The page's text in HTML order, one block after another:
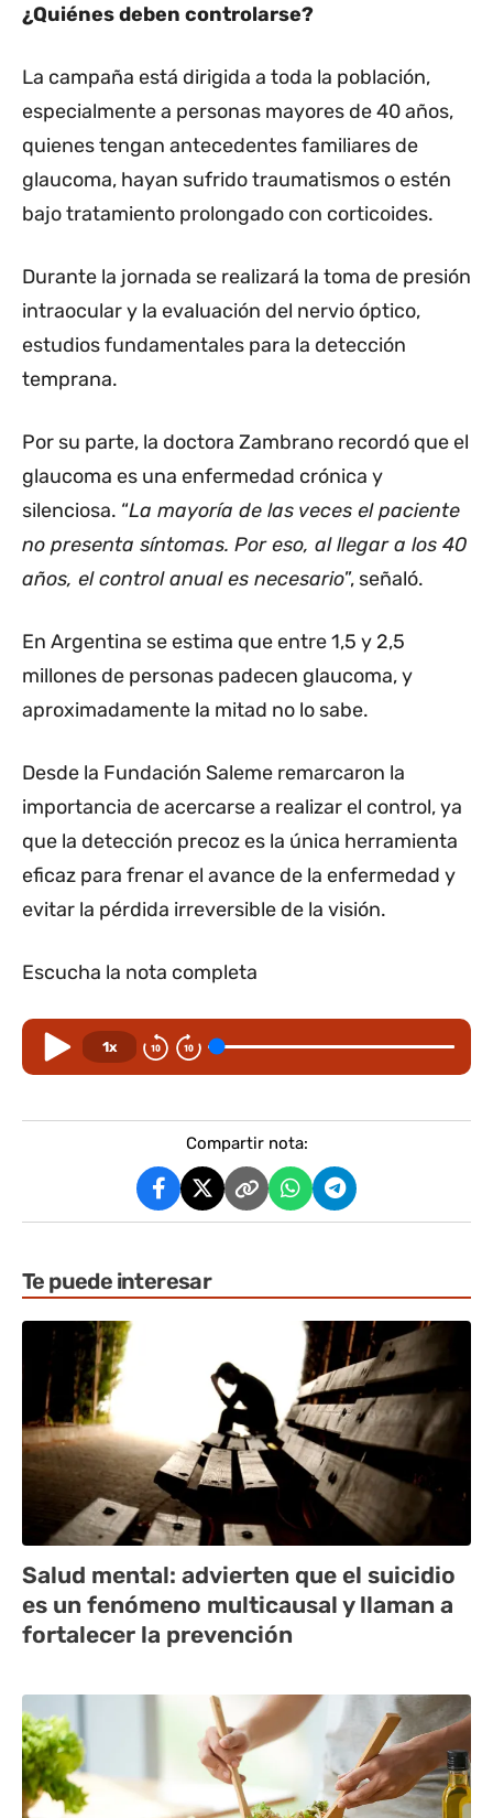
¿Quiénes deben controlarse?
La campaña está dirigida a toda la población,
especialmente a personas mayores de 40 años,
quienes tengan antecedentes familiares de
glaucoma, hayan sufrido traumatismos o estén
bajo tratamiento prolongado con corticoides.
Durante la jornada se realizará la toma de presión
intraocular y la evaluación del nervio óptico,
estudios fundamentales para la detección
temprana.
Por su parte, la doctora Zambrano recordó que el
glaucoma es una enfermedad crónica y
silenciosa. “La mayoría de las veces el paciente
no presenta síntomas. Por eso, al llegar a los 40
años, el control anual es necesario”, señaló.
En Argentina se estima que entre 1,5 y 2,5
millones de personas padecen glaucoma, y
aproximadamente la mitad no lo sabe.
Desde la Fundación Saleme remarcaron la
importancia de acercarse a realizar el control, ya
que la detección precoz es la única herramienta
eficaz para frenar el avance de la enfermedad y
evitar la pérdida irreversible de la visión.
Escucha la nota completa
1x
Compartir nota:
Te puede interesar
Salud mental: advierten que el suicidio
es un fenómeno multicausal y llaman a
fortalecer la prevención